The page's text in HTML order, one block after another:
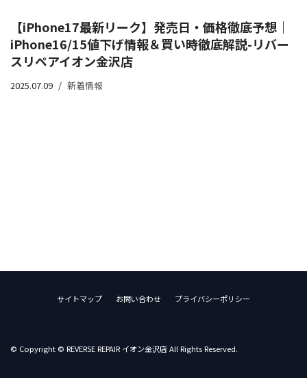
【iPhone17最新リーク】発売日・価格徹底予想｜
iPhone16/15値下げ情報＆買い時徹底解説-リバー
スリペアイオン金沢店
2025.07.09 新着情報
サイトマップ お問い合わせ プライバシーポリシー
© Copyright © REVERSE REPAIR イオン金沢店 All Rights Reserved.